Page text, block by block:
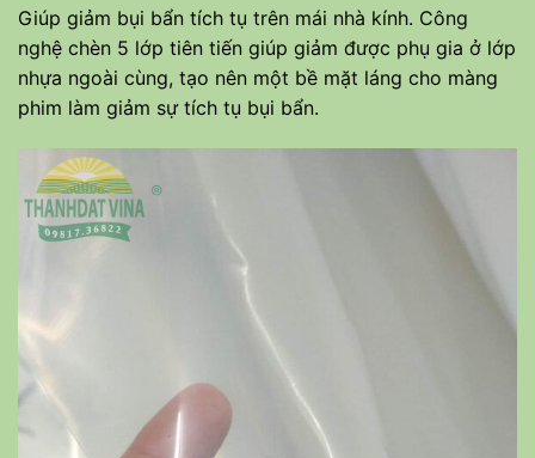
Giúp giảm bụi bẩn tích tụ trên mái nhà kính. Công
nghệ chèn 5 lớp tiên tiến giúp giảm được phụ gia ở lớp
nhựa ngoài cùng, tạo nên một bề mặt láng cho màng
phim làm giảm sự tích tụ bụi bẩn.